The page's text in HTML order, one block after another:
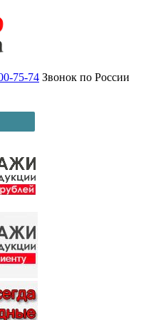
75-74 Звонок по России